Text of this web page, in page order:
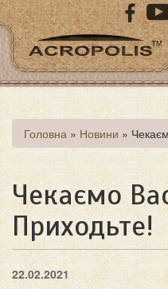
Перейти
до
основного
матеріалу
Ви
є
тут
Головна » Новини »
Чекаємо
Приходьте!
22.02.2021